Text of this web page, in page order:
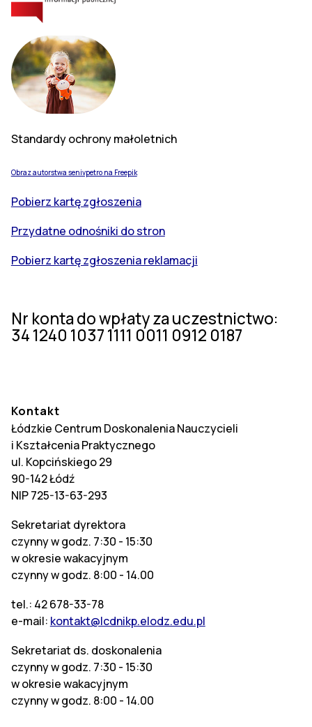
Standardy ochrony małoletnich
Obraz autorstwa senivpetro na Freepik
Pobierz kartę zgłoszenia
Przydatne odnośniki do stron
Pobierz kartę zgłoszenia reklamacji
Nr konta do wpłaty za uczestnictwo:
34 1240 1037 1111 0011 0912 0187
Kontakt
Łódzkie Centrum Doskonalenia Nauczycieli
i Kształcenia Praktycznego
ul. Kopcińskiego 29
90-142 Łódź
NIP 725-13-63-293
Sekretariat dyrektora
czynny w godz. 7:30 - 15:30
w okresie wakacyjnym
czynny w godz. 8:00 - 14.00
tel.: 42 678-33-78
e-mail: kontakt@lcdnikp.elodz.edu.pl
Sekretariat ds. doskonalenia
czynny w godz. 7:30 - 15:30
w okresie wakacyjnym
czynny w godz. 8:00 - 14.00